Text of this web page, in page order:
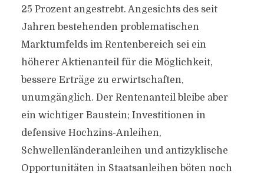
25 Prozent angestrebt. Angesichts des seit
Jahren bestehenden problematischen
Marktumfelds im Rentenbereich sei ein
höherer Aktienanteil für die Möglichkeit,
bessere Erträge zu erwirtschaften,
unumgänglich. Der Rentenanteil bleibe aber
ein wichtiger Baustein; Investitionen in
defensive Hochzins-Anleihen,
Schwellenländeranleihen und antizyklische
Opportunitäten in Staatsanleihen böten noch